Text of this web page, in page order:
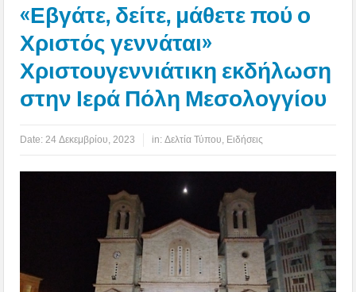
«Εβγάτε, δείτε, μάθετε πού ο
Χριστός γεννάται»
Χριστουγεννιάτικη εκδήλωση
στην Ιερά Πόλη Μεσολογγίου
Date: 24 Δεκεμβρίου, 2023 in:Δελτία Τύπου Ειδήσεις